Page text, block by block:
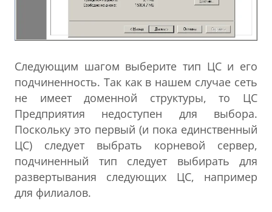
Следующим шагом выберите тип ЦС и его
подчиненность. Так как в нашем случае сеть
не имеет доменной структуры, то ЦС
Предприятия недоступен для выбора.
Поскольку это первый (и пока единственный
ЦС) следует выбрать корневой сервер,
подчиненный тип следует выбирать для
развертывания следующих ЦС, например
для филиалов.